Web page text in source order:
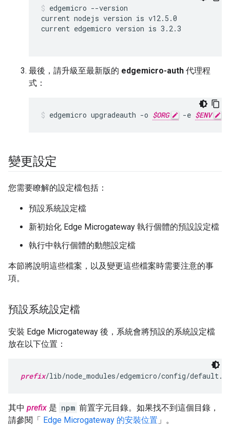
edgemicro --version
current nodejs version is v12.5.0
current edgemicro version is 3.2.3
最後，請升級至最新版的 edgemicro-auth 代理程
式：
edgemicro upgradeauth -o $ORG -e $ENV -
變更設定
您需要瞭解的設定檔包括：
預設系統設定檔
新初始化 Edge Microgateway 執行個體的預設設定檔
執行中執行個體的動態設定檔
本節將說明這些檔案，以及變更這些檔案時需要注意的事
項。
預設系統設定檔
安裝 Edge Microgateway 後，系統會將預設的系統設定檔
放在以下位置：
prefix/lib/node_modules/edgemicro/config/
其中 prefix 是 npm 前置字元目錄。如果找不到這個目錄，
請參閱「 Edge Microgateway 的安裝位置 」。